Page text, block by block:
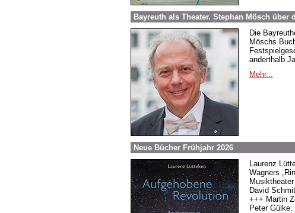
Bayreuth als Theater. Stephan Mösch über
Die
Möschs
anderthalb
Mehr...
Neue Bücher Frühjahr 2026
Laurenz
Wagners
David
+++ Martin
Peter